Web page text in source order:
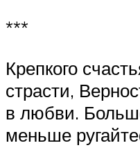
***
Крепкого
страсти,
в любви.
меньше